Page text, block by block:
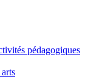
pédagogiques